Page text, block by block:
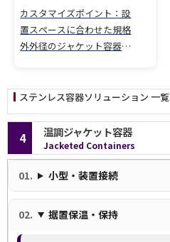
カスタマイズポイント：設
置スペースに合わせた規格
外外径のジャケット容器へ
化。 ねじ込み管継手（ソケ
ット仕様）ノズルの追加。
ジャケット上部を閉鎖板仕
様に変更。
ステンレス容器ソリューション 一覧
温調ジャケット容器
Jacketed Containers
4
小型・装置接続
据置保温・保持